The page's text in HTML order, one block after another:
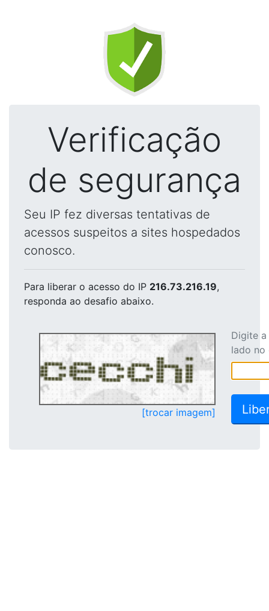
Verificação
de segurança
Seu IP fez diversas tentativas de
acessos suspeitos a sites hospedados
conosco.
Para liberar o acesso do IP 216.73.216.19,
responda ao desafio abaixo.
[trocar imagem]
Digite
lado no